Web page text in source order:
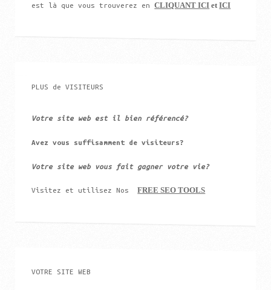
est là que vous trouverez enCLIQUANT ICI et ICI
PLUS de VISITEURS
Votre site web est il bien référencé?
Avez vous suffisamment de visiteurs?
Votre site web vous fait gagner votre vie?
Visitez et utilisez Nos FREE SEO TOOLS
VOTRE SITE WEB